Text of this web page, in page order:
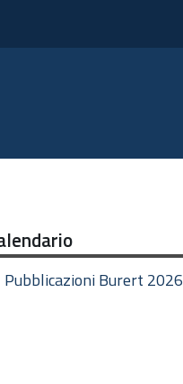
Pubblicazioni Burert 2026